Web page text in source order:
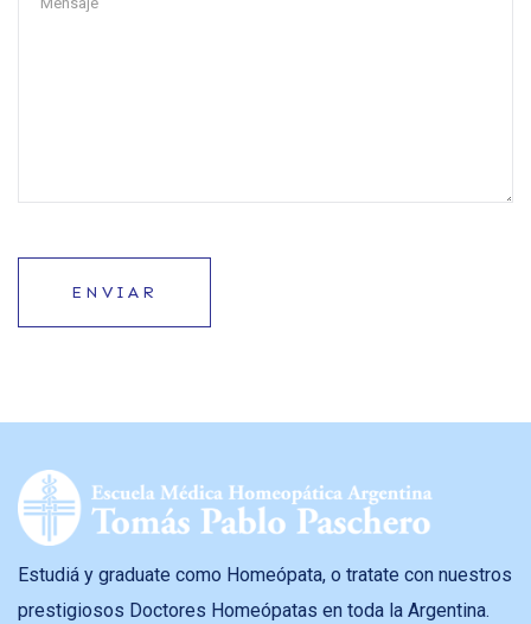
ENVIAR
Estudiá y graduate como Homeópata, o tratate con nuestros
prestigiosos Doctores Homeópatas en toda la Argentina.